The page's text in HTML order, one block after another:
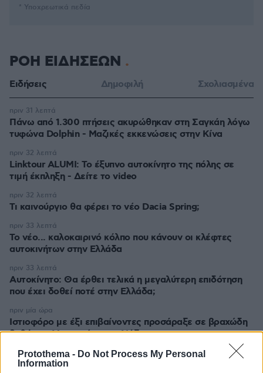
Protothema - Do Not Process My Personal
Information
* Υποχρεωτικά πεδία
ΡΟΗ ΕΙΔΗΣΕΩΝ
Ειδήσεις Δημοφιλή Σχολιασμένα
Πάνω από 1.300 πτήσεις ακυρώθηκαν στη Σαγκάη λόγω
τυφώνα Dolphin - Μαζικές εκκενώσεις στην Κίνα
πριν 31 λεπτά
Linktour ALUMI: Το έξυπνο αυτοκίνητο της πόλης σε
τιμή έκπληξη - Δείτε το video
πριν 32 λεπτά
Τι καινούργιο θα φέρει το νέο Dacia Spring;
πριν 32 λεπτά
Το νέο... καλοκαιρινό κόλπο που κάνουν οι κλέφτες
αυτοκινήτων στην Ελλάδα
πριν 33 λεπτά
Αυτοκίνητο: Θα έρθει τελικά η μεγαλύτερη επιδότηση
που έχει δοθεί ποτέ στην Ελλάδα;
πριν 33 λεπτά
Ιστιοφόρο με έξι επιβαίνοντες προσάραξε σε βραχώδη
βυθό στη Μουτσούνα της Νάξου
πριν μία ώρα
Ολική έκλειψη Ηλίου στις 12 Αυγούστου: Η Ευρώπη
πριν μία ώρα